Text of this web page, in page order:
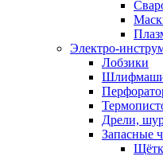
Электро-
Лобзики
Дрели,
Запасные